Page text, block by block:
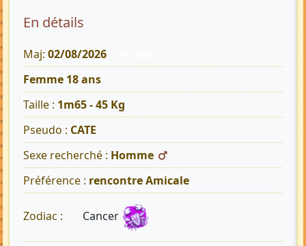
En détails
Maj: 02/08/2026
Femme 18 ans
Taille : 1m65 - 45 Kg
Pseudo : CATE
Sexe recherché : Homme
Préférence : rencontre Amicale
Zodiac : Cancer